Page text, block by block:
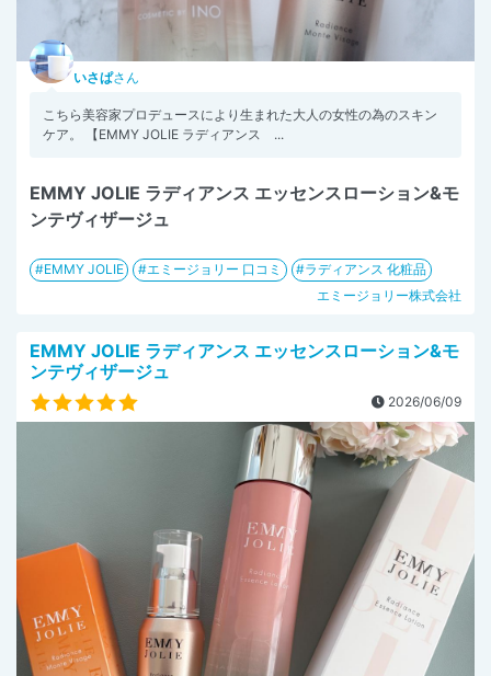
いさぱさん
こちら美容家プロデュースにより生まれた大人の女性の為のスキン
ケア。 【EMMY JOLIE ラディアンス ...
EMMY JOLIE ラディアンス エッセンスローション&モ
ンテヴィザージュ
EMMY JOLIE エミージョリー 口コミ
ラディアンス 化粧品
エミージョリー株式会社
EMMY JOLIE ラディアンス エッセンスローション&モ
ンテヴィザージュ
2026/06/09